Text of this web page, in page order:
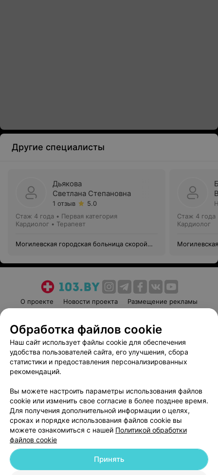
Другие специалисты
Дьякова
Светлана Степановна
1 отзыв
5.0
Стаж 4 года • Первая категория
Кардиолог • Терапевт
Могилевская городская больница скорой
Стаж 4 года
Кардиолог
О проекте Новости проекта
Размещение рекламы
Пользовательское соглашение
Способы оплаты
Вакансии
Партнеры
Написать руководителю 103.by
Обработка персональных данных
© 2026 ООО «Артокс Лаб», УНП 191700409
| 220012, Республика Беларусь,
Обработка файлов cookie
Наш сайт использует файлы cookie для обеспечения
удобства пользователей сайта, его улучшения, сбора
статистики и предоставления персонализированных
рекомендаций.
Вы можете настроить параметры использования файлов
cookie или изменить свое согласие в более позднее время.
Для получения дополнительной информации о целях,
сроках и порядке использования файлов cookie вы
можете ознакомиться с нашей Политикой обработки
файлов cookie
Принять